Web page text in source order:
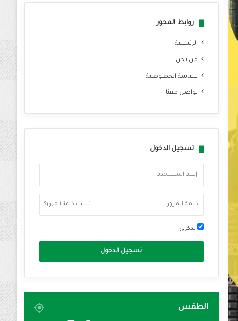
روابط المحور
الرئيسية
من نحن
سياسة الخصوصية
تواصل معنا
تسجيل الدخول
نسيت كلمة المرور؟
تذكرني
تسجيل الدخول
الطقس